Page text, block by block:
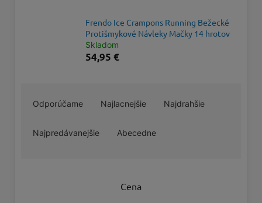
Frendo Ice Crampons Running Bežecké
Protišmykové Návleky Mačky 14 hrotov
Skladom
54,95 €
Odporúčame Najlacnejšie Najdrahšie
Najpredávanejšie Abecedne
Cena